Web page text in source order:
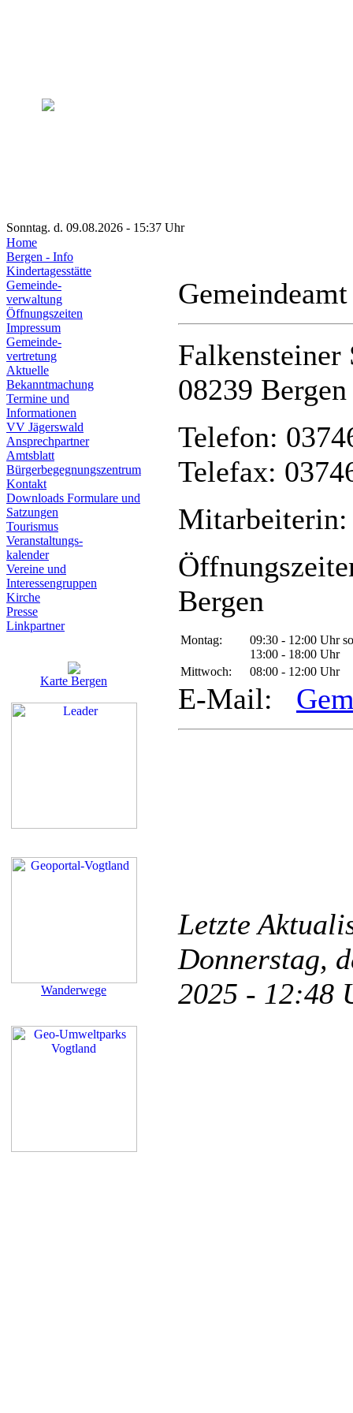
Sonntag. d. 09.08.2026 - 15:37 Uhr
Home
Bergen - Info
Kindertagesstätte
Gemeinde-
verwaltung
Öffnungszeiten
Impressum
Gemeinde-
vertretung
Aktuelle
Bekanntmachung
Termine und
Informationen
VV Jägerswald
Ansprechpartner
Amtsblatt
Bürgerbegegnungszentrum
Kontakt
Downloads Formulare und
Satzungen
Tourismus
Veranstaltungs-
kalender
Vereine und
Interessen­gruppen
Kirche
Presse
Linkpartner
Karte Bergen
Wanderwege
Falkensteiner
08239 Bergen
Telefon:
Telefax:
Mitarbeiterin:
Bergen
Montag:
09:30 - 12:00 Uhr
13:00 - 18:00 Uhr
Mittwoch:
08:00 - 12:00 Uhr
E-Mail:
Letzte
Donnerstag,
2025 -